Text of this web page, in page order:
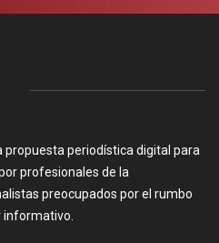
propuesta periodística digital para
profesionales de la
preocupados por el rumbo
informativo.